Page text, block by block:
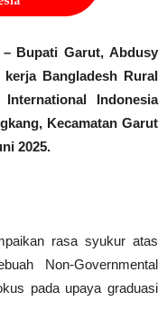
– Bupati Garut, Abdusy
Bangladesh Rural
Indonesia
Kecamatan Garut
2025.
rasa syukur atas
Non-Governmental
pada upaya graduasi